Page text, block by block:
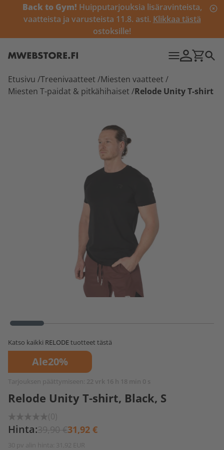
Back to Gym! Huipputarjouksia lisäravinteista,
vaatteista ja varusteista 11.8. asti. Klikkaa tästä
ostoksille!
Etusivu /Treenivaatteet /Miesten vaatteet /
Miesten T-paidat & pitkähihaiset /Relode Unity T-shirt
Katso kaikki RELODEtuotteet tästä
Ale20%
Tarjouksen päättymiseen: 22 vrk 16 h 18 min 0 s
Relode Unity T-shirt, Black, S
(0)
Hinta:39,90 €31,92 €
30 pv alin hinta: 31,92 EUR